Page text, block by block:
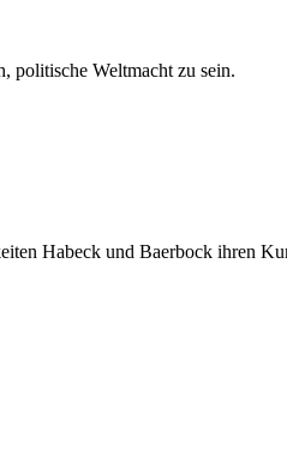
politische Weltmacht zu sein.
Habeck und Baerbock ihren